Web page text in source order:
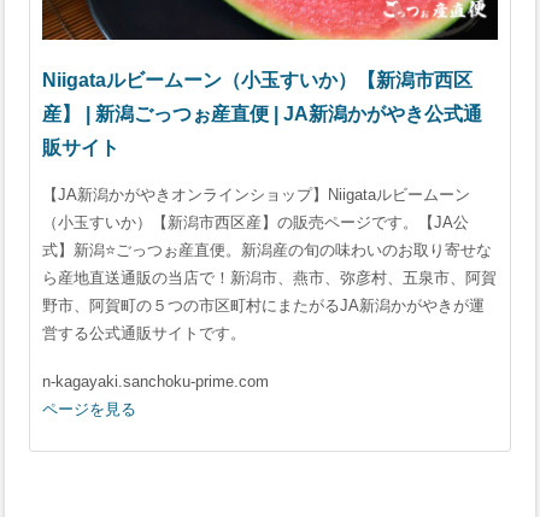
Niigataルビームーン（小玉すいか）【新潟市西区
産】 | 新潟ごっつぉ産直便 | JA新潟かがやき公式通
販サイト
【JA新潟かがやきオンラインショップ】Niigataルビームーン
（小玉すいか）【新潟市西区産】の販売ページです。【JA公
式】新潟⭐️ごっつぉ産直便。新潟産の旬の味わいのお取り寄せな
ら産地直送通販の当店で！新潟市、燕市、弥彦村、五泉市、阿賀
野市、阿賀町の５つの市区町村にまたがるJA新潟かがやきが運
営する公式通販サイトです。
n-kagayaki.sanchoku-prime.com
ページを見る